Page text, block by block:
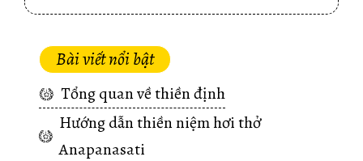
Bài viết nổi bật
Tổng quan về thiền định
Hướng dẫn thiền niệm hơi thở
Anapanasati